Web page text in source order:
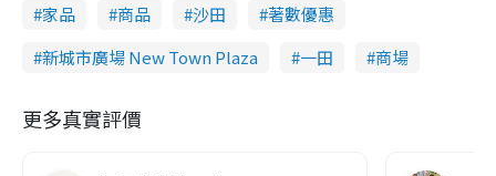
家品
商品 沙田
著數優惠
新城市廣場 New Town Plaza
一田 商場
更多真實評價